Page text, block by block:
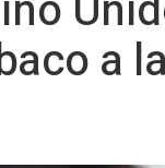
a